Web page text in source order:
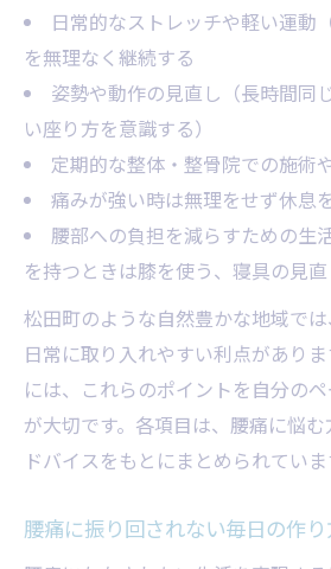
日常的なストレッチや軽い運動
を無理なく継続する
姿勢や動作の見直し（長時間同
い座り方を意識する）
定期的な整体・整骨院での施術
痛みが強い時は無理をせず休息
腰部への負担を減らすための生
を持つときは膝を使う、寝具の見直
松田町のような自然豊かな地域で
日常に取り入れやすい利点があり
には、これらのポイントを自分の
が大切です。各項目は、腰痛に悩
ドバイスをもとにまとめられていま
腰痛に振り回されない毎日の作